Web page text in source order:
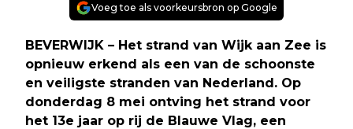
Voeg toe als voorkeursbron op Google
BEVERWIJK – Het strand van Wijk aan Zee is
opnieuw erkend als een van de schoonste
en veiligste stranden van Nederland. Op
donderdag 8 mei ontving het strand voor
het 13e jaar op rij de Blauwe Vlag, een